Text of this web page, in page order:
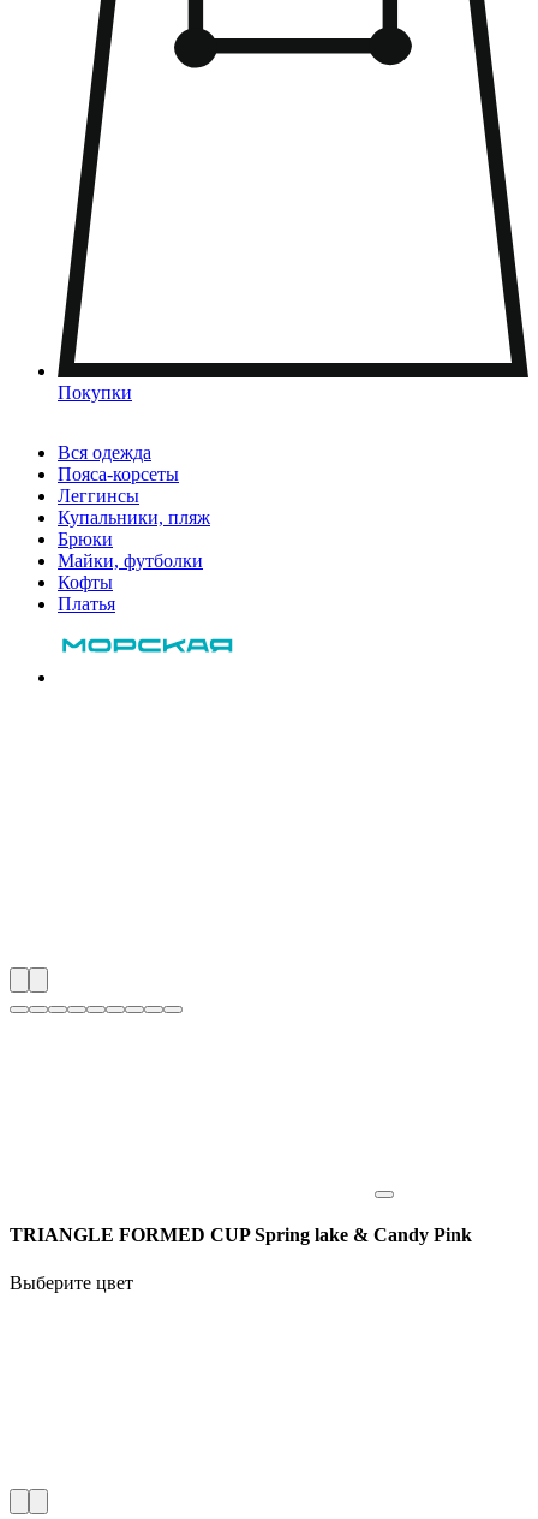
Покупки
Вся одежда
Пояса-корсеты
Леггинсы
Купальники, пляж
Брюки
Майки, футболки
Кофты
Платья
TRIANGLE FORMED CUP Spring lake & Candy Pink
Выберите цвет